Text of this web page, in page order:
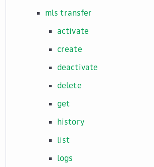
mls transfer
activate
create
deactivate
delete
get
history
list
logs